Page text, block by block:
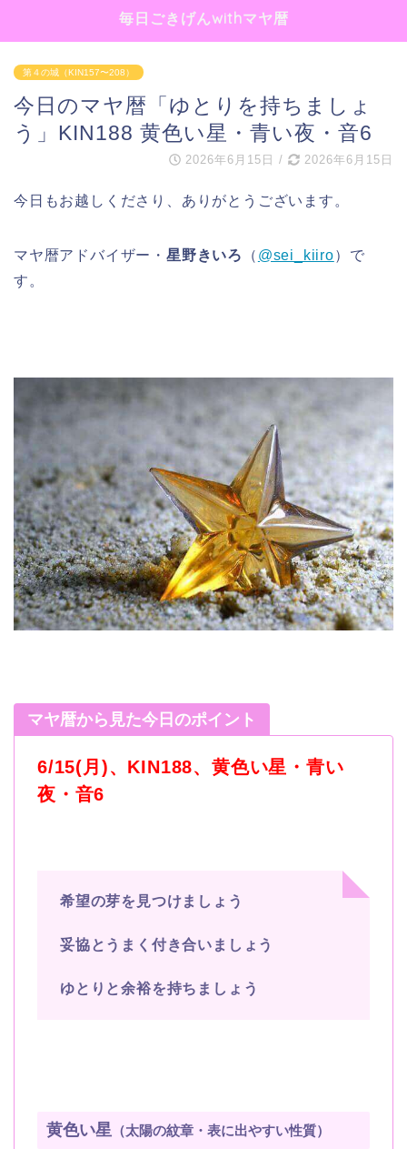
毎日ごきげんwithマヤ暦
第４の城（KIN157〜208）
今日のマヤ暦「ゆとりを持ちましょ
う」KIN188 黄色い星・青い夜・音6
2026年6月15日 / 2026年6月15日
今日もお越しくださり、ありがとうございます。
マヤ暦アドバイザー・ 星野きいろ （ @sei_kiiro）で
す。
マヤ暦から見た今日のポイント
6/15(月)、KIN188、黄色い星・青い
夜・音6
希望の芽を見つけましょう
妥協とうまく付き合いましょう
ゆとりと余裕を持ちましょう
黄色い星 （太陽の紋章・表に出やすい性質）